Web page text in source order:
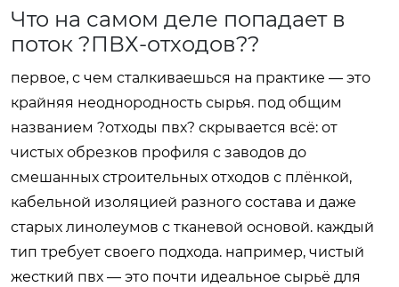
Что на самом деле попадает в
поток ?ПВХ-отходов??
первое, с чем сталкиваешься на практике — это
крайняя неоднородность сырья. под общим
названием ?отходы пвх? скрывается всё: от
чистых обрезков профиля с заводов до
смешанных строительных отходов с плёнкой,
кабельной изоляцией разного состава и даже
старых линолеумов с тканевой основой. каждый
тип требует своего подхода. например, чистый
жесткий пвх — это почти идеальное сырьё для